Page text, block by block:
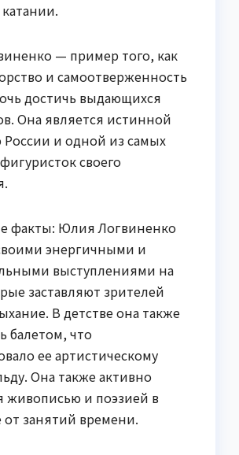
— пример того, как
и самоотверженность
достичь выдающихся
Она является истинной
России и одной из самых
своего
факты: Юлия Логвиненко
энергичными и
выступлениями на
заставляют зрителей
В детстве она также
балетом, что
ее артистическому
Она также активно
живописью и поэзией в
от занятий времени.